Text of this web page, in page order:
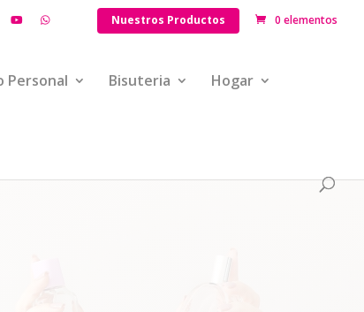
Nuestros Productos 0 elementos
Personal Bisuteria Hogar